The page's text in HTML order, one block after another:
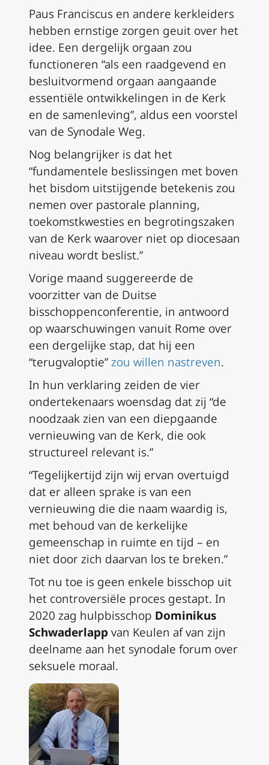
Paus Franciscus en andere kerkleiders
hebben ernstige zorgen geuit over het
idee. Een dergelijk orgaan zou
functioneren “als een raadgevend en
besluitvormend orgaan aangaande
essentiële ontwikkelingen in de Kerk
en de samenleving”, aldus een voorstel
van de Synodale Weg.
Nog belangrijker is dat het
“fundamentele beslissingen met boven
het bisdom uitstijgende betekenis zou
nemen over pastorale planning,
toekomstkwesties en begrotingszaken
van de Kerk waarover niet op diocesaan
niveau wordt beslist.”
Vorige maand suggereerde de
voorzitter van de Duitse
bisschoppenconferentie, in antwoord
op waarschuwingen vanuit Rome over
een dergelijke stap, dat hij een
“terugvaloptie”zou willen nastreven.
In hun verklaring zeiden de vier
ondertekenaars woensdag dat zij “de
noodzaak zien van een diepgaande
vernieuwing van de Kerk, die ook
structureel relevant is.”
“Tegelijkertijd zijn wij ervan overtuigd
dat er alleen sprake is van een
vernieuwing die die naam waardig is,
met behoud van de kerkelijke
gemeenschap in ruimte en tijd – en
niet door zich daarvan los te breken.”
Tot nu toe is geen enkele bisschop uit
het controversiële proces gestapt. In
2020 zag hulpbisschop Dominikus
Schwaderlapp van Keulen af van zijn
deelname aan het synodale forum over
seksuele moraal.